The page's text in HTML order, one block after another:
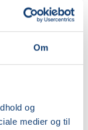
Om
og
medier og til